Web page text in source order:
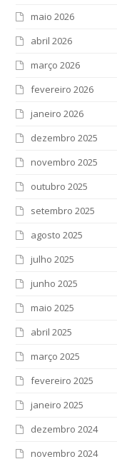
maio 2026
abril 2026
março 2026
fevereiro 2026
janeiro 2026
dezembro 2025
novembro 2025
outubro 2025
setembro 2025
agosto 2025
julho 2025
junho 2025
maio 2025
abril 2025
março 2025
fevereiro 2025
janeiro 2025
dezembro 2024
novembro 2024